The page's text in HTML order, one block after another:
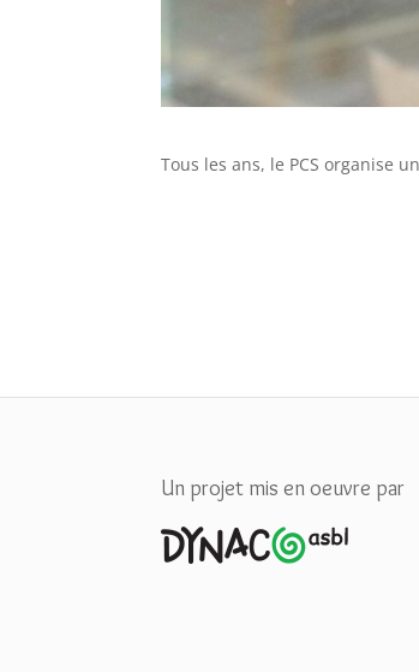
Tous les ans, le PCS organise
Un projet mis en oeuvre par